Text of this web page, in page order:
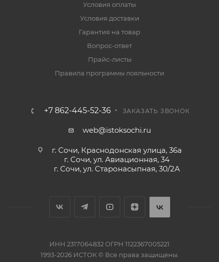
Условия оплаты
Условия доставки
Гарантия на товар
Вопрос-ответ
Прайс-листы
Правила программы лояльности
+7 862-445-52-36 ЗАКАЗАТЬ ЗВОНОК
web@istoksochi.ru
г. Сочи, Краснодонская улица, 36а
г. Сочи, ул. Авиационная, 34
г. Сочи, ул. Старонасыпная, 30/2А
ИНН 2317064832 ОГРН 1122367005221
1993-2026 ИСТОК © Все права защищены.